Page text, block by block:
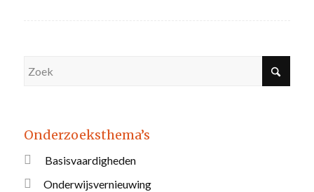
Onderzoeksthema’s
Basisvaardigheden
Onderwijsvernieuwing